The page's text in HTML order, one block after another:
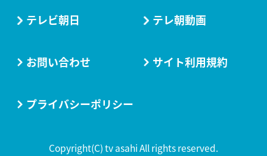
テレビ朝日 テレ朝動画
お問い合わせ サイト利用規約
プライバシーポリシー
Copyright(C) tv asahi All rights reserved.